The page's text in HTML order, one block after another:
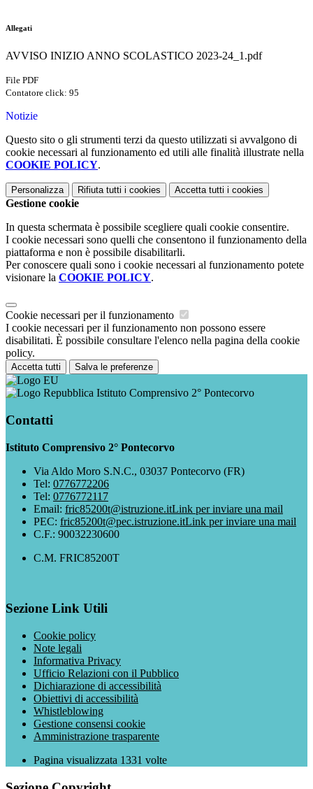
Allegati
AVVISO INIZIO ANNO SCOLASTICO 2023-24_1.pdf
File PDF
Contatore click: 95
Notizie
Questo sito o gli strumenti terzi da questo utilizzati si avvalgono di
cookie necessari al funzionamento ed utili alle finalità illustrate nella
COOKIE POLICY.
Personalizza Rifiuta tutti i cookies Accetta tutti i cookies
Gestione cookie
In questa schermata è possibile scegliere quali cookie consentire.
I cookie necessari sono quelli che consentono il funzionamento della
piattaforma e non è possibile disabilitarli.
Per conoscere quali sono i cookie necessari al funzionamento potete
visionare la COOKIE POLICY.
Cookie necessari per il funzionamento
I cookie necessari per il funzionamento non possono essere
disabilitati. È possibile consultare l'elenco nella pagina della cookie
policy.
Accetta tutti Salva le preferenze
Istituto Comprensivo 2° Pontecorvo
Contatti
Istituto Comprensivo 2° Pontecorvo
Via Aldo Moro S.N.C., 03037 Pontecorvo (FR)
Tel: 0776772206
Tel: 0776772117
Email: fric85200t@istruzione.itLink per inviare una mail
PEC: fric85200t@pec.istruzione.itLink per inviare una mail
C.F.: 90032230600
C.M. FRIC85200T
Sezione Link Utili
Cookie policy
Note legali
Informativa Privacy
Ufficio Relazioni con il Pubblico
Dichiarazione di accessibilità
Obiettivi di accessibilità
Whistleblowing
Gestione consensi cookie
Amministrazione trasparente
Pagina visualizzata 1331 volte